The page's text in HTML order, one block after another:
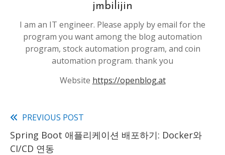
jmbilijin
I am an IT engineer. Please apply by email for the
program you want among the blog automation
program, stock automation program, and coin
automation program. thank you
Website https://openblog.at
Read
more
PREVIOUS POST
Spring Boot 애플리케이션 배포하기: Docker와
CI/CD 연동